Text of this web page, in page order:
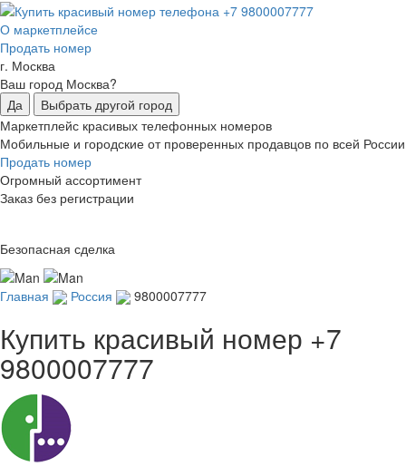
О маркетплейсе
Продать номер
г. Москва
Ваш город Москва?
Да
Выбрать другой город
Маркетплейс красивых телефонных номеров
Мобильные и городские от проверенных продавцов по всей России
Продать номер
Огромный ассортимент
Заказ без регистрации
Безопасная сделка
Главная Россия 9800007777
Купить красивый номер +7
9800007777